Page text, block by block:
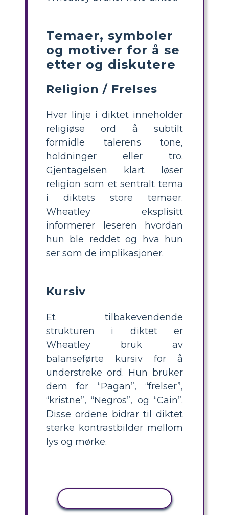
Temaer, symboler
og motiver for å se
etter og diskutere
Religion / Frelses
Hver linje i diktet inneholder
religiøse ord å subtilt
formidle talerens tone,
holdninger eller tro.
Gjentagelsen klart løser
religion som et sentralt tema
i diktets store temaer.
Wheatley eksplisitt
informerer leseren hvordan
hun ble reddet og hva hun
ser som de implikasjoner.
Kursiv
Et tilbakevendende
strukturen i diktet er
Wheatley bruk av
balanseførte kursiv for å
understreke ord. Hun bruker
dem for “Pagan”, “frelser”,
“kristne”, “Negros”, og “Cain”.
Disse ordene bidrar til diktet
sterke kontrastbilder mellom
lys og mørke.